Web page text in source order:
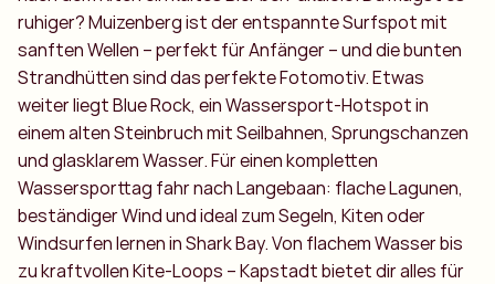
ruhiger? Muizenberg ist der entspannte Surfspot mit
sanften Wellen – perfekt für Anfänger – und die bunten
Strandhütten sind das perfekte Fotomotiv. Etwas
weiter liegt Blue Rock, ein Wassersport-Hotspot in
einem alten Steinbruch mit Seilbahnen, Sprungschanzen
und glasklarem Wasser. Für einen kompletten
Wassersporttag fahr nach Langebaan: flache Lagunen,
beständiger Wind und ideal zum Segeln, Kiten oder
Windsurfen lernen in Shark Bay. Von flachem Wasser bis
zu kraftvollen Kite-Loops – Kapstadt bietet dir alles für